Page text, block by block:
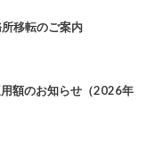
移転のご案内
額のお知らせ（2026年